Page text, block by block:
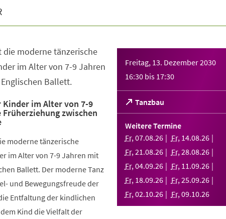
Freitag, 13. Dezember 2030
16:30 bis 17:30
Tanzbau
(Öffnet
in
einem
Tab)
Weitere Termine
Fr,07.08.26 Fr, 14.08.26
Fr,21.08.26 Fr,28.08.26
Fr,04.09.26 Fr, 11.09.26
Fr, 18.09.26 Fr,25.09.26
Fr,02.10.26 Fr,09.10.26
die moderne tänzerische
im Alter von 7-9 Jahren
Ballett.
im Alter von 7-9
zwischen
moderne tänzerische
im Alter von 7-9 Jahren mit
Ballett. Der moderne Tanz
und Bewegungsfreude der
Entfaltung der kindlichen
Kind die Vielfalt der